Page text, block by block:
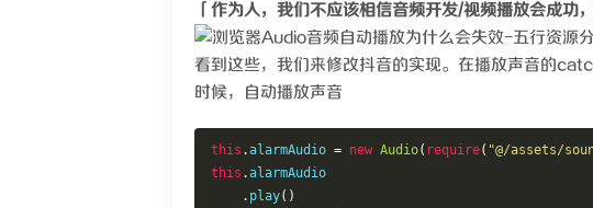
「作为人，我们不应该相信音频开发/视频播放会成功
看到这些，我们来修改抖音的实现。在播放声音的
时候，自动播放声音
this .alarmAudio = new Audio( require( "@/assets/
this .alarmAudio
. play()